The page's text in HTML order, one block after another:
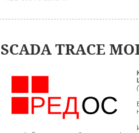
SCADA TRACE